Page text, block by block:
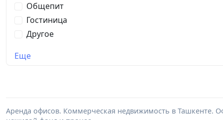
Общепит
Гостиница
Другое
Еще
Аренда офисов. Коммерческая недвижимость в Ташкенте.